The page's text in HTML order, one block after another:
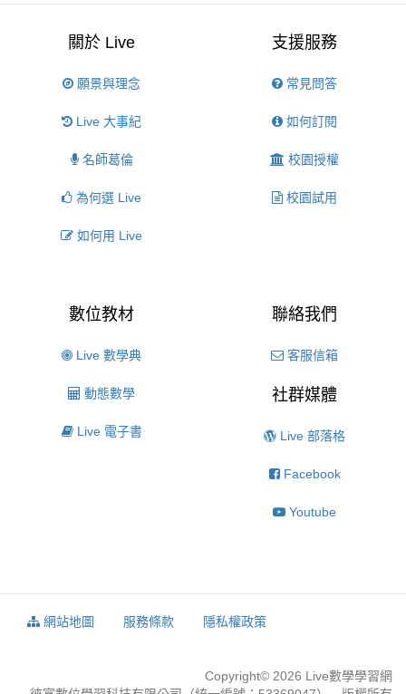
關於 Live
願景與理念
Live 大事紀
名師葛倫
為何選 Live
如何用 Live
支援服務
常見問答
如何訂閱
校園授權
校園試用
數位教材
Live 數學典
動態數學
Live 電子書
聯絡我們
客服信箱
社群媒體
Live 部落格
Facebook
Youtube
網站地圖 服務條款 隱私權政策
Copyright© 2026 Live數學學習網